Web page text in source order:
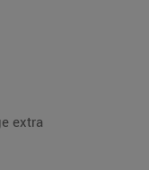
extra